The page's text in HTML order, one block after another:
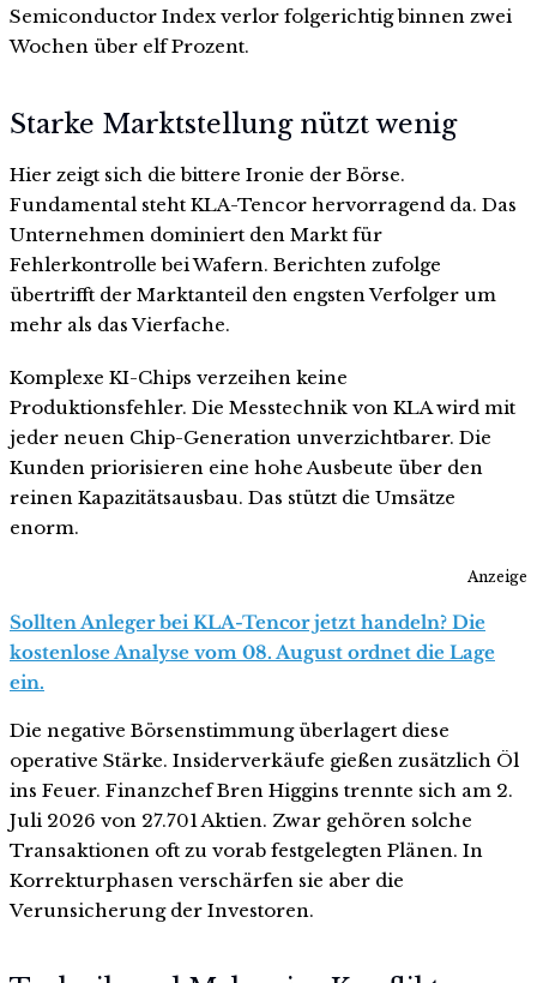
Semiconductor Index verlor folgerichtig binnen zwei
Wochen über elf Prozent.
Starke Marktstellung nützt wenig
Hier zeigt sich die bittere Ironie der Börse.
Fundamental steht KLA-Tencor hervorragend da. Das
Unternehmen dominiert den Markt für
Fehlerkontrolle bei Wafern. Berichten zufolge
übertrifft der Marktanteil den engsten Verfolger um
mehr als das Vierfache.
Komplexe KI-Chips verzeihen keine
Produktionsfehler. Die Messtechnik von KLA wird mit
jeder neuen Chip-Generation unverzichtbarer. Die
Kunden priorisieren eine hohe Ausbeute über den
reinen Kapazitätsausbau. Das stützt die Umsätze
enorm.
Anzeige
Sollten Anleger bei KLA-Tencor jetzt handeln? Die
kostenlose Analyse vom 08. August ordnet die Lage
ein.
Die negative Börsenstimmung überlagert diese
operative Stärke. Insiderverkäufe gießen zusätzlich Öl
ins Feuer. Finanzchef Bren Higgins trennte sich am 2.
Juli 2026 von 27.701 Aktien. Zwar gehören solche
Transaktionen oft zu vorab festgelegten Plänen. In
Korrekturphasen verschärfen sie aber die
Verunsicherung der Investoren.